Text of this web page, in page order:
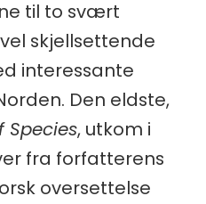
til to svært
skjellsettende
interessante
Den eldste,
Species, utkom i
fra forfatterens
oversettelse